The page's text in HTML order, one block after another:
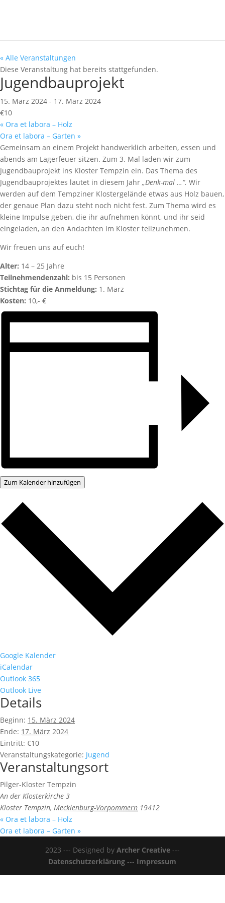
« Alle Veranstaltungen
Diese Veranstaltung hat bereits stattgefunden.
Jugendbauprojekt
15. März 2024 - 17. März 2024
€10
« Ora et labora – Holz
Ora et labora – Garten »
Gemeinsam an einem Projekt handwerklich arbeiten, essen und
abends am Lagerfeuer sitzen. Zum 3. Mal laden wir zum
Jugendbauprojekt ins Kloster Tempzin ein. Das Thema des
Jugendbauprojektes lautet in diesem Jahr „Denk-mal …“. Wir
werden auf dem Tempziner Klostergelände etwas aus Holz bauen,
der genaue Plan dazu steht noch nicht fest. Zum Thema wird es
kleine Impulse geben, die ihr aufnehmen könnt, und ihr seid
eingeladen, an den Andachten im Kloster teilzunehmen.
Wir freuen uns auf euch!
Alter: 14 – 25 Jahre
Teilnehmendenzahl: bis 15 Personen
Stichtag für die Anmeldung: 1. März
Kosten: 10,- €
Zum Kalender hinzufügen
Google Kalender
iCalendar
Outlook 365
Outlook Live
Details
Beginn: 15. März 2024
Ende: 17. März 2024
Eintritt: €10
Veranstaltungskategorie: Jugend
Veranstaltungsort
Pilger-Kloster Tempzin
An der Klosterkirche 3
Kloster Tempzin, Mecklenburg-Vorpommern 19412
« Ora et labora – Holz
Ora et labora – Garten »
2023 --- Designed by Archer Creative---
Datenschutzerklärung --- Impressum